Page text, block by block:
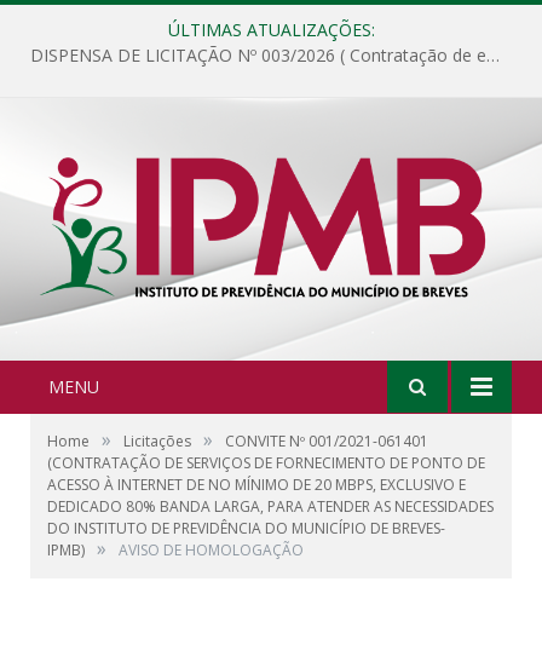
ÚLTIMAS ATUALIZAÇÕES:
DISPENSA DE LICITAÇÃO Nº 003/2026 ( Contratação de empresa para fornecimento de gêneros alimentícios não perecíveis, materiais de expediente, descartáveis, copa e cozinha, para análise e posterior publicação.)
MENU
Home » Licitações »
CONVITE Nº 001/2021-061401
(CONTRATAÇÃO DE SERVIÇOS DE FORNECIMENTO DE PONTO DE
ACESSO À INTERNET DE NO MÍNIMO DE 20 MBPS, EXCLUSIVO E
DEDICADO 80% BANDA LARGA, PARA ATENDER AS NECESSIDADES
DO INSTITUTO DE PREVIDÊNCIA DO MUNICÍPIO DE BREVES-
IPMB) » AVISO DE HOMOLOGAÇÃO